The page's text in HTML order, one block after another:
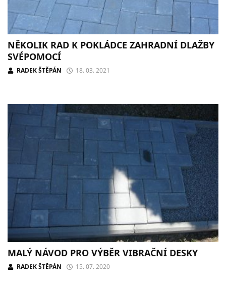
NĚKOLIK RAD K POKLÁDCE ZAHRADNÍ DLAŽBY
SVÉPOMOCÍ
RADEK ŠTĚPÁN 18. 03. 2021
MALÝ NÁVOD PRO VÝBĚR VIBRAČNÍ DESKY
RADEK ŠTĚPÁN 15. 07. 2020